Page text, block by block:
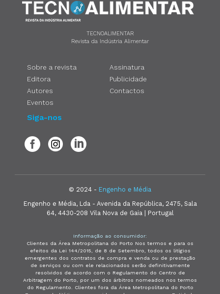
TECNOALIMENTAR
Revista da Indústria Alimentar
Sobre a revista
Editora
Autores
Eventos
Assinatura
Publicidade
Contactos
Siga-nos
© 2024 - Engenho e Média
Engenho e Média, Lda - Avenida da República, 2475, Sala
64, 4430-208 Vila Nova de Gaia | Portugal
Informação ao consumidor:
Clientes da Área Metropolitana do Porto Nos termos e para os
efeitos da Lei 144/2015, de 8 de Setembro, todos os litígios
emergentes dos contratos de compra e venda ou de prestação
de serviços ou com ele relacionados serão definitivamente
resolvidos de acordo com o Regulamento do Centro de
Arbitragem do Porto, por um dos árbitros nomeados nos termos
do Regulamento. Clientes fora da Área Metropolitana do Porto